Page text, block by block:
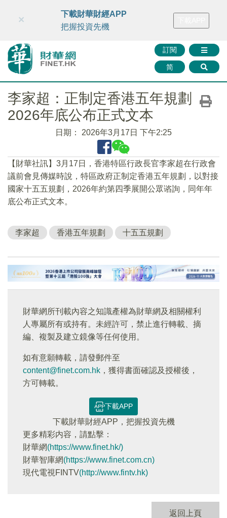
財華智庫網 FINTV FINMETA 財華證券 媒體矩陣
訂閱
简
×
下載財華財經APP
把握投資先機
李家超：正制定香港五年規劃
2026年底公布正式文本
日期： 2026年3月17日 下午2:25
​【財華社訊】3月17日，香港特區行政長官李家超在行政會
議前會見傳媒時說，特區政府正制定香港五年規劃，以對接
國家十五五規劃，2026年約第四季展開公眾谘詢，同年年
底公布正式文本。
李家超 香港五年規劃 十五五規劃
財華網所刊載內容之知識產權為財華網及相關權利
人專屬所有或持有。未經許可，禁止進行轉載、摘
編、複製及建立鏡像等任何使用。
如有意願轉載，請發郵件至
content@finet.com.hk ，獲得書面確認及授權後，
方可轉載。
下載APP
下載財華財經APP，把握投資先機
更多精彩内容，請點擊：
財華網(https://www.finet.hk/)
財華智庫網(https://www.finet.com.cn)
現代電視FINTV(http://www.fintv.hk)
返回上頁